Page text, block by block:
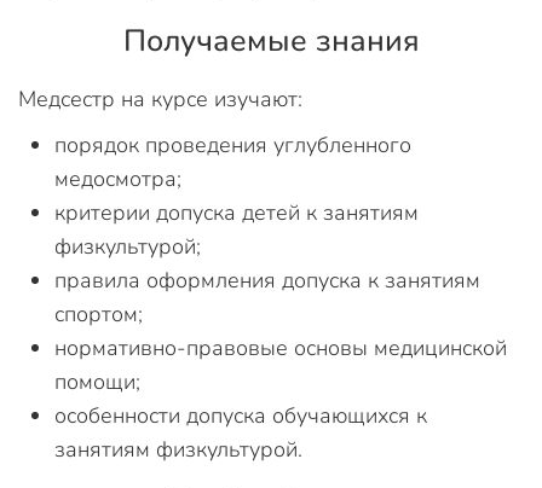
Получаемые знания
Медсестр на курсе изучают:
порядок проведения углубленного
медосмотра;
критерии допуска детей к занятиям
физкультурой;
правила оформления допуска к занятиям
спортом;
нормативно-правовые основы медицинской
помощи;
особенности допуска обучающихся к
занятиям физкультурой.